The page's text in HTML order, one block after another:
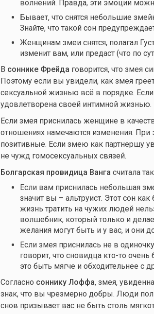
волнений. Правда, эти эмоции
Бывает, что снятся небольшие
Знайте, что такой сон
Женщинам змеи снятся, полагал
изменит вам, или предаст (что по
В соннике Фрейда говорится, что змея
Поэтому если вы увидели, как змея
сексуальной жизнью всё в порядке.
удовлетворена своей интимной жизнью.
Если змея приснилась женщине в
отношениях намечаются изменения. При
позитивные. Если змею как партнершу
не чужд гомосексуальных связей.
Болгарская провидица Ванга считала
Если вам приснилась небольшая
значит вы – альтруист. Этот сон
жизнь тратить на чужих людей
волшебник, который только и
желания могут быть и у вас, и они
Если змея приснилась не в
говорит, что сновидца кто-то очень
это быть мягче и обходительнее с
Согласно соннику Лоффа, змея,
знак, что вы чрезмерно добры. Люди
снов призывает вас не быть столь